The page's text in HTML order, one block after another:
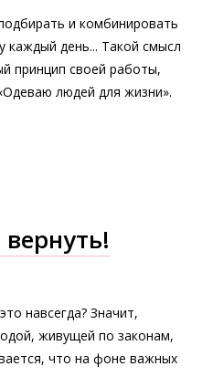
и комбинировать
каждый день... Такой смысл
принцип своей работы,
людей для жизни».
навсегда? Значит,
живущей по законам,
что на фоне важных